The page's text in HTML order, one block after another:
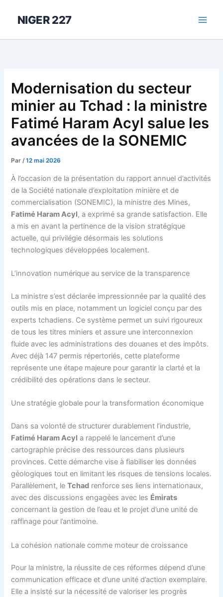
NIGER 227
Modernisation du secteur
minier au Tchad : la ministre
Fatimé Haram Acyl salue les
avancées de la SONEMIC
Par/12 mai 2026
À l’occasion de la présentation du rapport annuel d’activités
de la Société nationale d’exploitation minière et de
commercialisation (SONEMIC), la ministre des Mines,
Fatimé Haram Acyl, a exprimé sa grande satisfaction. Elle
a mis en avant la pertinence de la vision stratégique
actuelle, qui privilégie désormais les solutions
technologiques développées localement.
L’innovation numérique au service de la transparence
La ministre s’est déclarée impressionnée par la qualité des
outils mis en place, notamment un logiciel conçu par des
experts tchadiens. Ce système permet un suivi rigoureux
de tous les titres miniers et assure une interconnexion
fluide avec les administrations des douanes et des impôts.
Avec déjà 147 permis répertoriés, cette plateforme
représente une étape majeure pour garantir la clarté et la
crédibilité des opérations dans le secteur.
Une stratégie globale pour la transformation économique
Dans sa volonté de structurer durablement l’industrie,
Fatimé Haram Acyl a rappelé le lancement d’une
cartographie précise des ressources dans plusieurs
provinces. Cette démarche vise à fiabiliser les données
géologiques tout en limitant les risques de tensions locales.
Parallèlement, leTchad renforce ses liens internationaux,
avec des discussions engagées avec les Émirats
concernant la gestion de l’eau et le projet d’une unité de
raffinage pour l’antimoine.
La cohésion nationale comme moteur de croissance
Pour la ministre, la réussite de ces réformes dépend d’une
communication efficace et d’une unité d’action exemplaire.
Elle a insisté sur la nécessité de valoriser les progrès